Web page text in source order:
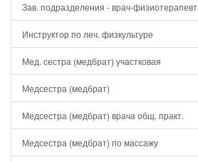
Зав. подразделения - врач-физиотерапевт
Инструктор по леч. физкультуре
Мед. сестра (медбрат) участковая
Медсестра (медбрат)
Медсестра (медбрат) врача общ. практ.
Медсестра (медбрат) по массажу